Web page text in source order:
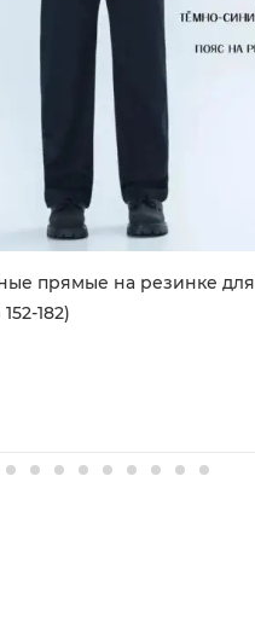
прямые на резинке для
182)